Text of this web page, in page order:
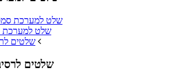
שלט למערכת
שלט למערכת
שלטים
שלטים